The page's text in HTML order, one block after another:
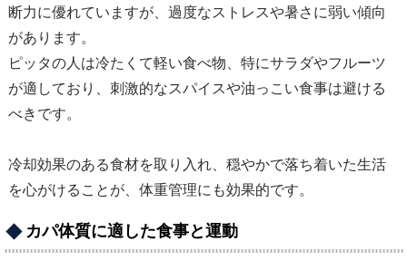
断力に優れていますが、過度なストレスや暑さに弱い傾向
があります。
ピッタの人は冷たくて軽い食べ物、特にサラダやフルーツ
が適しており、刺激的なスパイスや油っこい食事は避ける
べきです。
冷却効果のある食材を取り入れ、穏やかで落ち着いた生活
を心がけることが、体重管理にも効果的です。
カパ体質に適した食事と運動